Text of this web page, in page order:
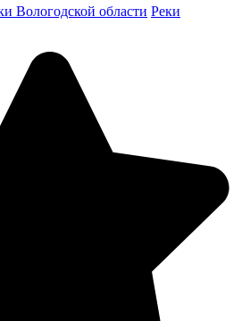
Вологодской области Реки